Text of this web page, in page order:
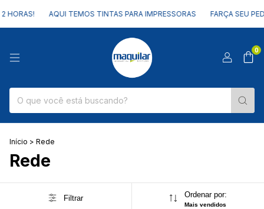
HORAS! AQUI TEMOS TINTAS PARA IMPRESSORAS FARÇA SEU
0
Início > Rede
Rede
Filtrar Ordenar por:
Mais vendidos